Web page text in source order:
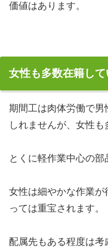
価値はあります。
女性も多数在籍して
期間工は肉体労働で男
しれませんが、女性も
とくに軽作業中心の部
女性は細やかな作業が
っては重宝されます。
配属先もある程度は考